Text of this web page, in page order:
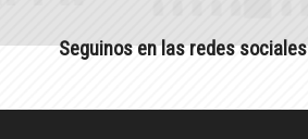
Seguinos en las redes sociales